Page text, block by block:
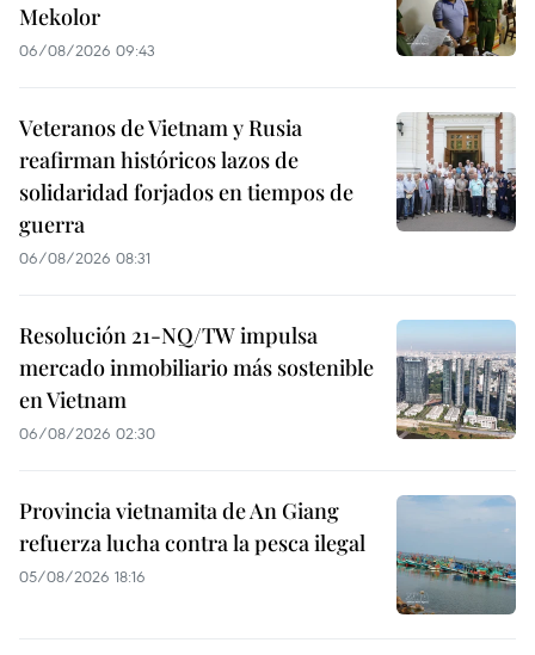
Mekolor
06/08/2026 09:43
Veteranos de Vietnam y Rusia
reafirman históricos lazos de
solidaridad forjados en tiempos de
guerra
06/08/2026 08:31
Resolución 21-NQ/TW impulsa
mercado inmobiliario más sostenible
en Vietnam
06/08/2026 02:30
Provincia vietnamita de An Giang
refuerza lucha contra la pesca ilegal
05/08/2026 18:16